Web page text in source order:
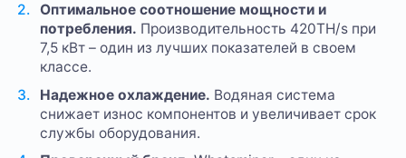
Оптимальное соотношение мощности и
потребления. Производительность 420TH/s при
7,5 кВт – один из лучших показателей в своем
классе.
Надежное охлаждение. Водяная система
снижает износ компонентов и увеличивает срок
службы оборудования.